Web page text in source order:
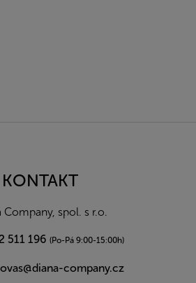
KONTAKT
Company, spol. s r.o.
511 196 (Po-Pá 9:00-15:00h)
company.cz